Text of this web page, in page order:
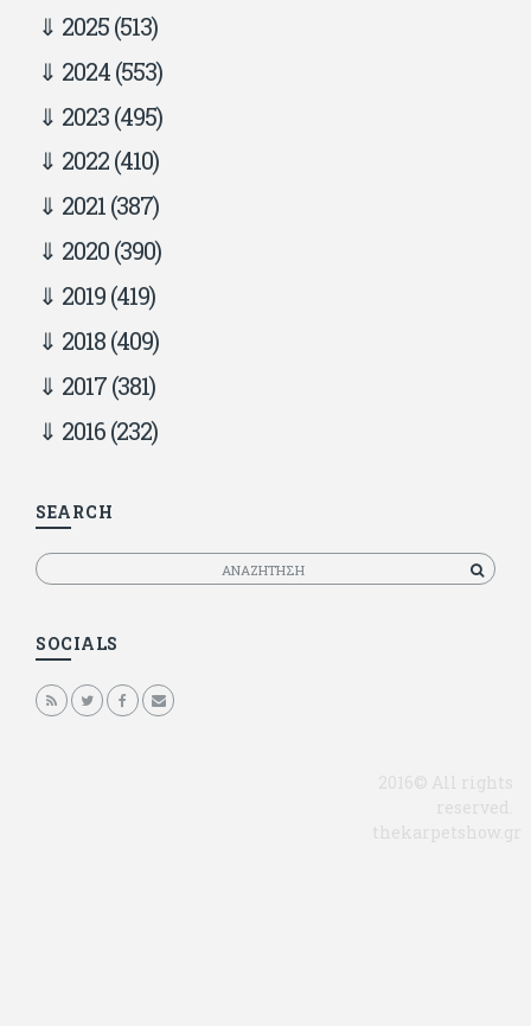
2025(513)
2024(553)
2023(495)
2022(410)
2021(387)
2020(390)
2019(419)
2018(409)
2017(381)
2016(232)
SEARCH
Αναζητηση
SOCIALS